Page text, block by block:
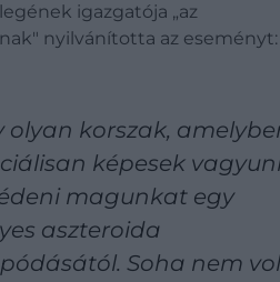
igazgatója „az
nyilvánította az eseményt:
olyan korszak,
képesek
magunkat egy
aszteroida
Soha nem